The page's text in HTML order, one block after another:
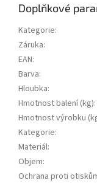
Doplňkové
Kategorie:
Záruka:
EAN:
Barva:
Hloubka:
Hmotnost balení (kg):
Hmotnost výrobku
Kategorie:
Materiál:
Objem:
Ochrana proti